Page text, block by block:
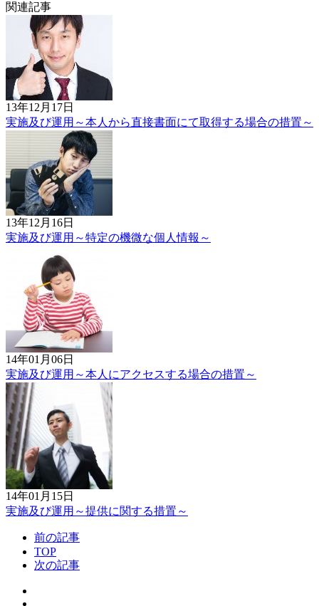
関連記事
13年12月17日
実施及び運用～本人から直接書面にて取得する場合の措置～
13年12月16日
実施及び運用～特定の機微な個人情報～
14年01月06日
実施及び運用～本人にアクセスする場合の措置～
14年01月15日
実施及び運用～提供に関する措置～
前の記事
TOP
次の記事